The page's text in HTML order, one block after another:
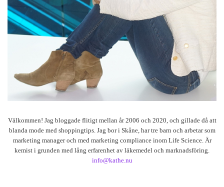
Välkommen! Jag bloggade flitigt mellan år 2006 och 2020, och gillade då att
blanda mode med shoppingtips. Jag bor i Skåne, har tre barn och arbetar som
marketing manager och med marketing compliance inom Life Science. Är
kemist i grunden med lång erfarenhet av läkemedel och marknadsföring.
info@kathe.nu